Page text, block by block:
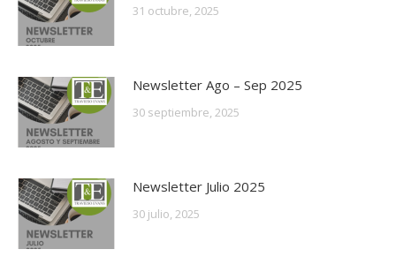
31 octubre, 2025
Newsletter Ago – Sep 2025
30 septiembre, 2025
Newsletter Julio 2025
30 julio, 2025